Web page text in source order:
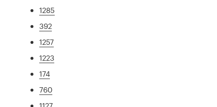
1285
392
1257
1223
174
760